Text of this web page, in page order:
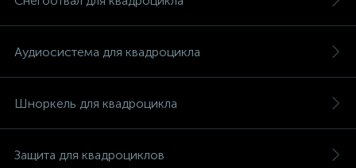
Аудиосистема для квадроцикла
Шноркель для квадроцикла
Защита для квадроциклов